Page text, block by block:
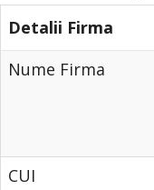
Detalii Firma
Nume Firma
CUI